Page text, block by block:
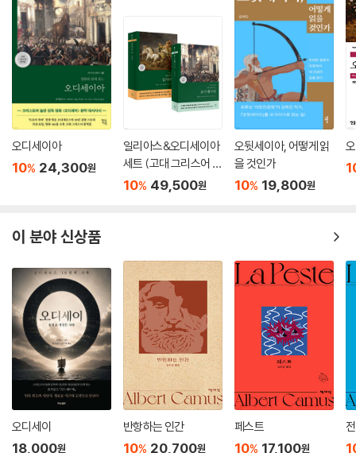
오디세이아
10% 24,300원
일리아스&오디세이아
세트 (고대 그리스어 완
역본)
10% 49,500원
오뒷세이아, 어떻게 읽
을 것인가
10% 19,800원
이 분야 신상품
오디세이
18,000원
반항하는 인간
10% 20,700원
페스트
10% 17,100원